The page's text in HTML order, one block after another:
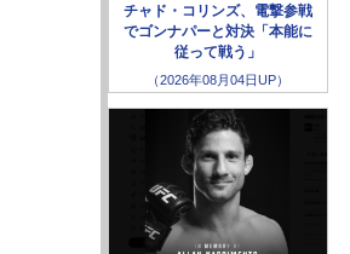
チャド・コリンズ、電撃参戦
でゴンナパーと対決「本能に
従って戦う」
（2026年08月04日UP）